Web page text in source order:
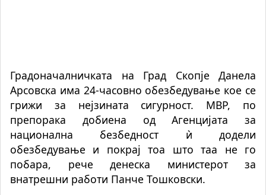
Градоначалничката на Град Скопје Данела
Арсовска има 24-часовно обезбедување кое се
грижи за нејзината сигурност. МВР, по
препорака добиена од Агенцијата за
национална безбедност ѝ додели
обезбедување и покрај тоа што таа не го
побара, рече денеска министерот за
внатрешни работи Панче Тошковски.